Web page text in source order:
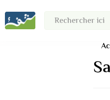
Rechercher ici